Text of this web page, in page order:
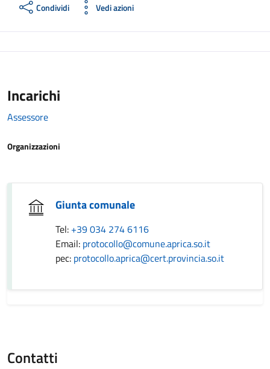
Condividi Vedi azioni
Incarichi
Assessore
Organizzazioni
Giunta comunale
Tel: +39 034 274 6116
Email: protocollo@comune.aprica.so.it
pec: protocollo.aprica@cert.provincia.so.it
Contatti